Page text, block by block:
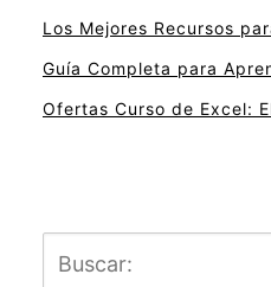
Los Mejores Recursos
Guía Completa para
Ofertas Curso de Excel: